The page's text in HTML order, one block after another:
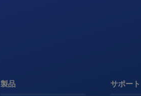
製品 サポート